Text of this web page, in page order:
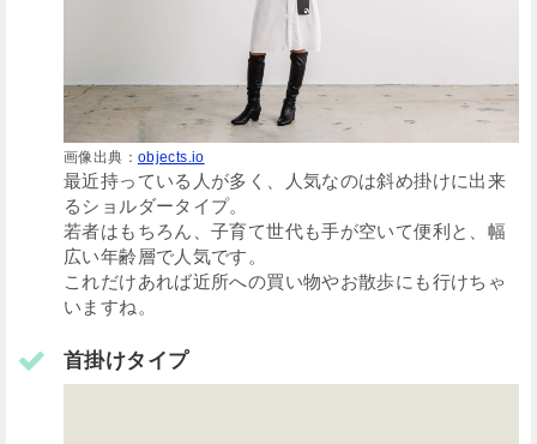
画像出典： objects.io
最近持っている人が多く、人気なのは斜め掛けに出来
るショルダータイプ。
若者はもちろん、子育て世代も手が空いて便利と、幅
広い年齢層で人気です。
これだけあれば近所への買い物やお散歩にも行けちゃ
いますね。
首掛けタイプ